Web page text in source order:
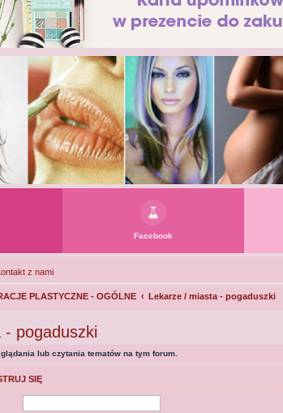
Facebook
z nami
PLASTYCZNE - OGÓLNE Lekarze / miasta - pogaduszki
pogaduszki
lub czytania tematów na tym forum.
SIĘ